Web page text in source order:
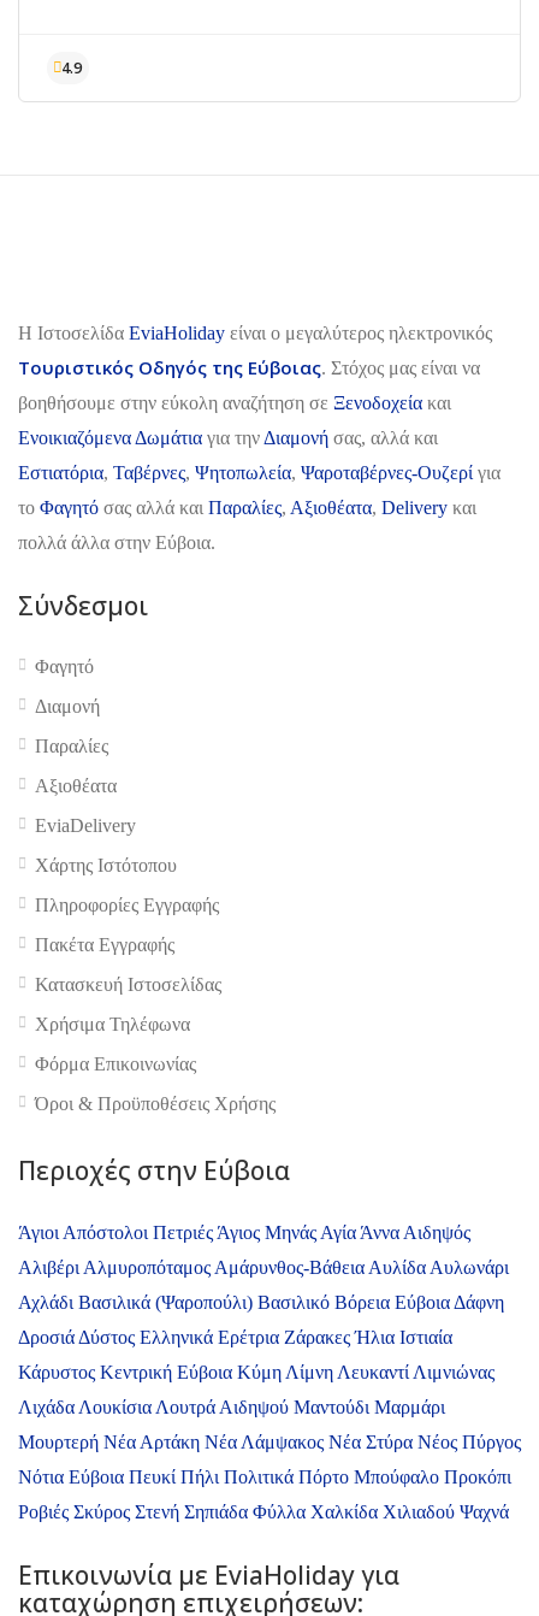
4.9
H Ιστοσελίδα EviaHoliday είναι ο μεγαλύτερος ηλεκτρονικός
Τουριστικός Οδηγός της Εύβοιας. Στόχος μας είναι να
βοηθήσουμε στην εύκολη αναζήτηση σε Ξενοδοχεία και
Ενοικιαζόμενα Δωμάτια για την Διαμονή σας, αλλά και
Εστιατόρια, Ταβέρνες, Ψητοπωλεία, Ψαροταβέρνες-Ουζερί για
το Φαγητό σας αλλά και Παραλίες, Αξιοθέατα, Delivery και
πολλά άλλα στην Εύβοια.
Σύνδεσμοι
Φαγητό
Διαμονή
Παραλίες
Αξιοθέατα
EviaDelivery
Χάρτης Ιστότοπου
Πληροφορίες Εγγραφής
Πακέτα Εγγραφής
Κατασκευή Ιστοσελίδας
Χρήσιμα Τηλέφωνα
Φόρμα Επικοινωνίας
Όροι & Προϋποθέσεις Xρήσης
Περιοχές στην Εύβοια
Άγιοι Απόστολοι Πετριές Άγιος Μηνάς Αγία Άννα Αιδηψός
Αλιβέρι Αλμυροπόταμος Αμάρυνθος-Βάθεια Αυλίδα Αυλωνάρι
Αχλάδι Βασιλικά (Ψαροπούλι) Βασιλικό Βόρεια Εύβοια Δάφνη
Δροσιά Δύστος Ελληνικά Ερέτρια ΖάρακεςΉλια Ιστιαία
Κάρυστος Κεντρική Εύβοια Κύμη Λίμνη Λευκαντί Λιμνιώνας
Λιχάδα Λουκίσια Λουτρά Αιδηψού Μαντούδι Μαρμάρι
Μουρτερή Νέα Αρτάκη Νέα Λάμψακος Νέα Στύρα Νέος Πύργος
Νότια Εύβοια Πευκί Πήλι Πολιτικά Πόρτο Μπούφαλο Προκόπι
Ροβιές Σκύρος Στενή Σηπιάδα Φύλλα Χαλκίδα Χιλιαδού Ψαχνά
Επικοινωνία με ΕviaHoliday για
καταχώρηση επιχειρήσεων: